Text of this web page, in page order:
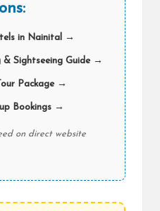
in Nainital →
Sightseeing Guide →
Package →
Bookings →
on direct website